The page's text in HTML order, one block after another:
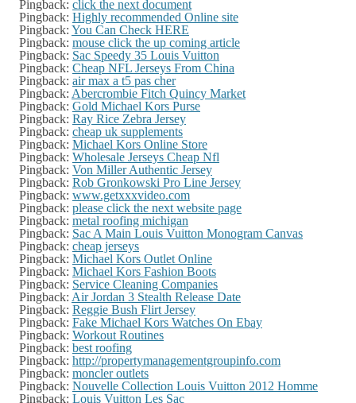
Pingback: click the next document
Pingback: Highly recommended Online site
Pingback: You Can Check HERE
Pingback: mouse click the up coming article
Pingback: Sac Speedy 35 Louis Vuitton
Pingback: Cheap NFL Jerseys From China
Pingback: air max a t5 pas cher
Pingback: Abercrombie Fitch Quincy Market
Pingback: Gold Michael Kors Purse
Pingback: Ray Rice Zebra Jersey
Pingback: cheap uk supplements
Pingback: Michael Kors Online Store
Pingback: Wholesale Jerseys Cheap Nfl
Pingback: Von Miller Authentic Jersey
Pingback: Rob Gronkowski Pro Line Jersey
Pingback: www.getxxxvideo.com
Pingback: please click the next website page
Pingback: metal roofing michigan
Pingback: Sac A Main Louis Vuitton Monogram Canvas
Pingback: cheap jerseys
Pingback: Michael Kors Outlet Online
Pingback: Michael Kors Fashion Boots
Pingback: Service Cleaning Companies
Pingback: Air Jordan 3 Stealth Release Date
Pingback: Reggie Bush Flirt Jersey
Pingback: Fake Michael Kors Watches On Ebay
Pingback: Workout Routines
Pingback: best roofing
Pingback: http://propertymanagementgroupinfo.com
Pingback: moncler outlets
Pingback: Nouvelle Collection Louis Vuitton 2012 Homme
Pingback: Louis Vuitton Les Sac